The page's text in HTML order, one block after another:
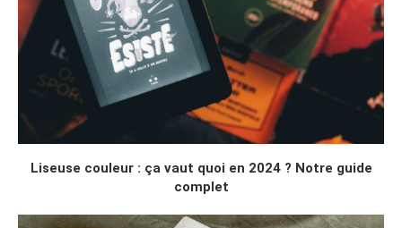
Liseuse couleur : ça vaut quoi en 2024 ? Notre guide
complet